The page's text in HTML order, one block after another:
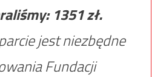
1351zł.
jest niezbędne
Fundacji